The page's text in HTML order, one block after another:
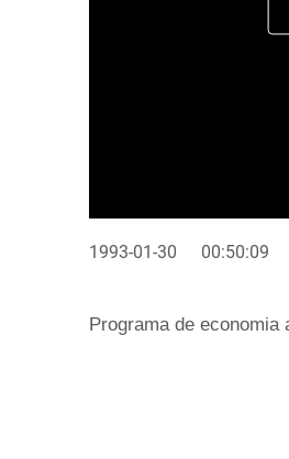
1993-01-30 00:50:09
Programa de economia